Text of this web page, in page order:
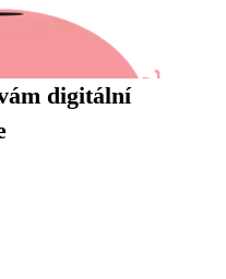
digitální